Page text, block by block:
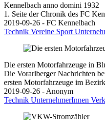
Kennelbach anno domini 1932
1. Seite der Chronik des FC
2019-09-26 - FC Kennelbach
Technik Vereine Sport
Die ersten Motorfahrzeuge in
Die Vorarlberger Nachrichten
ersten Motorfahrzeuge im
2019-09-26 - Anonym
Technik UnternehmerInnen